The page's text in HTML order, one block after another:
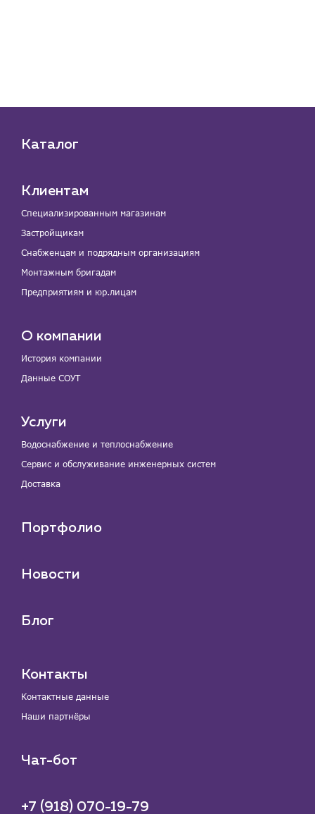
Каталог
Клиентам
Специализированным магазинам
Застройщикам
Снабженцам и подрядным организациям
Монтажным бригадам
Предприятиям и юр.лицам
О компании
История компании
Данные СОУТ
Услуги
Водоснабжение и теплоснабжение
Сервис и обслуживание инженерных систем
Доставка
Портфолио
Новости
Блог
Контакты
Контактные данные
Наши партнёры
Чат-бот
+7 (918) 070-19-79